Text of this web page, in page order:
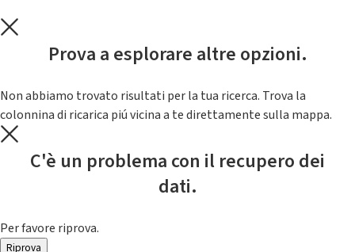
Prova a esplorare altre opzioni.
Non abbiamo trovato risultati per la tua ricerca. Trova la
colonnina di ricarica piú vicina a te direttamente sulla mappa.
C'è un problema con il recupero dei
dati.
Per favore riprova.
Riprova